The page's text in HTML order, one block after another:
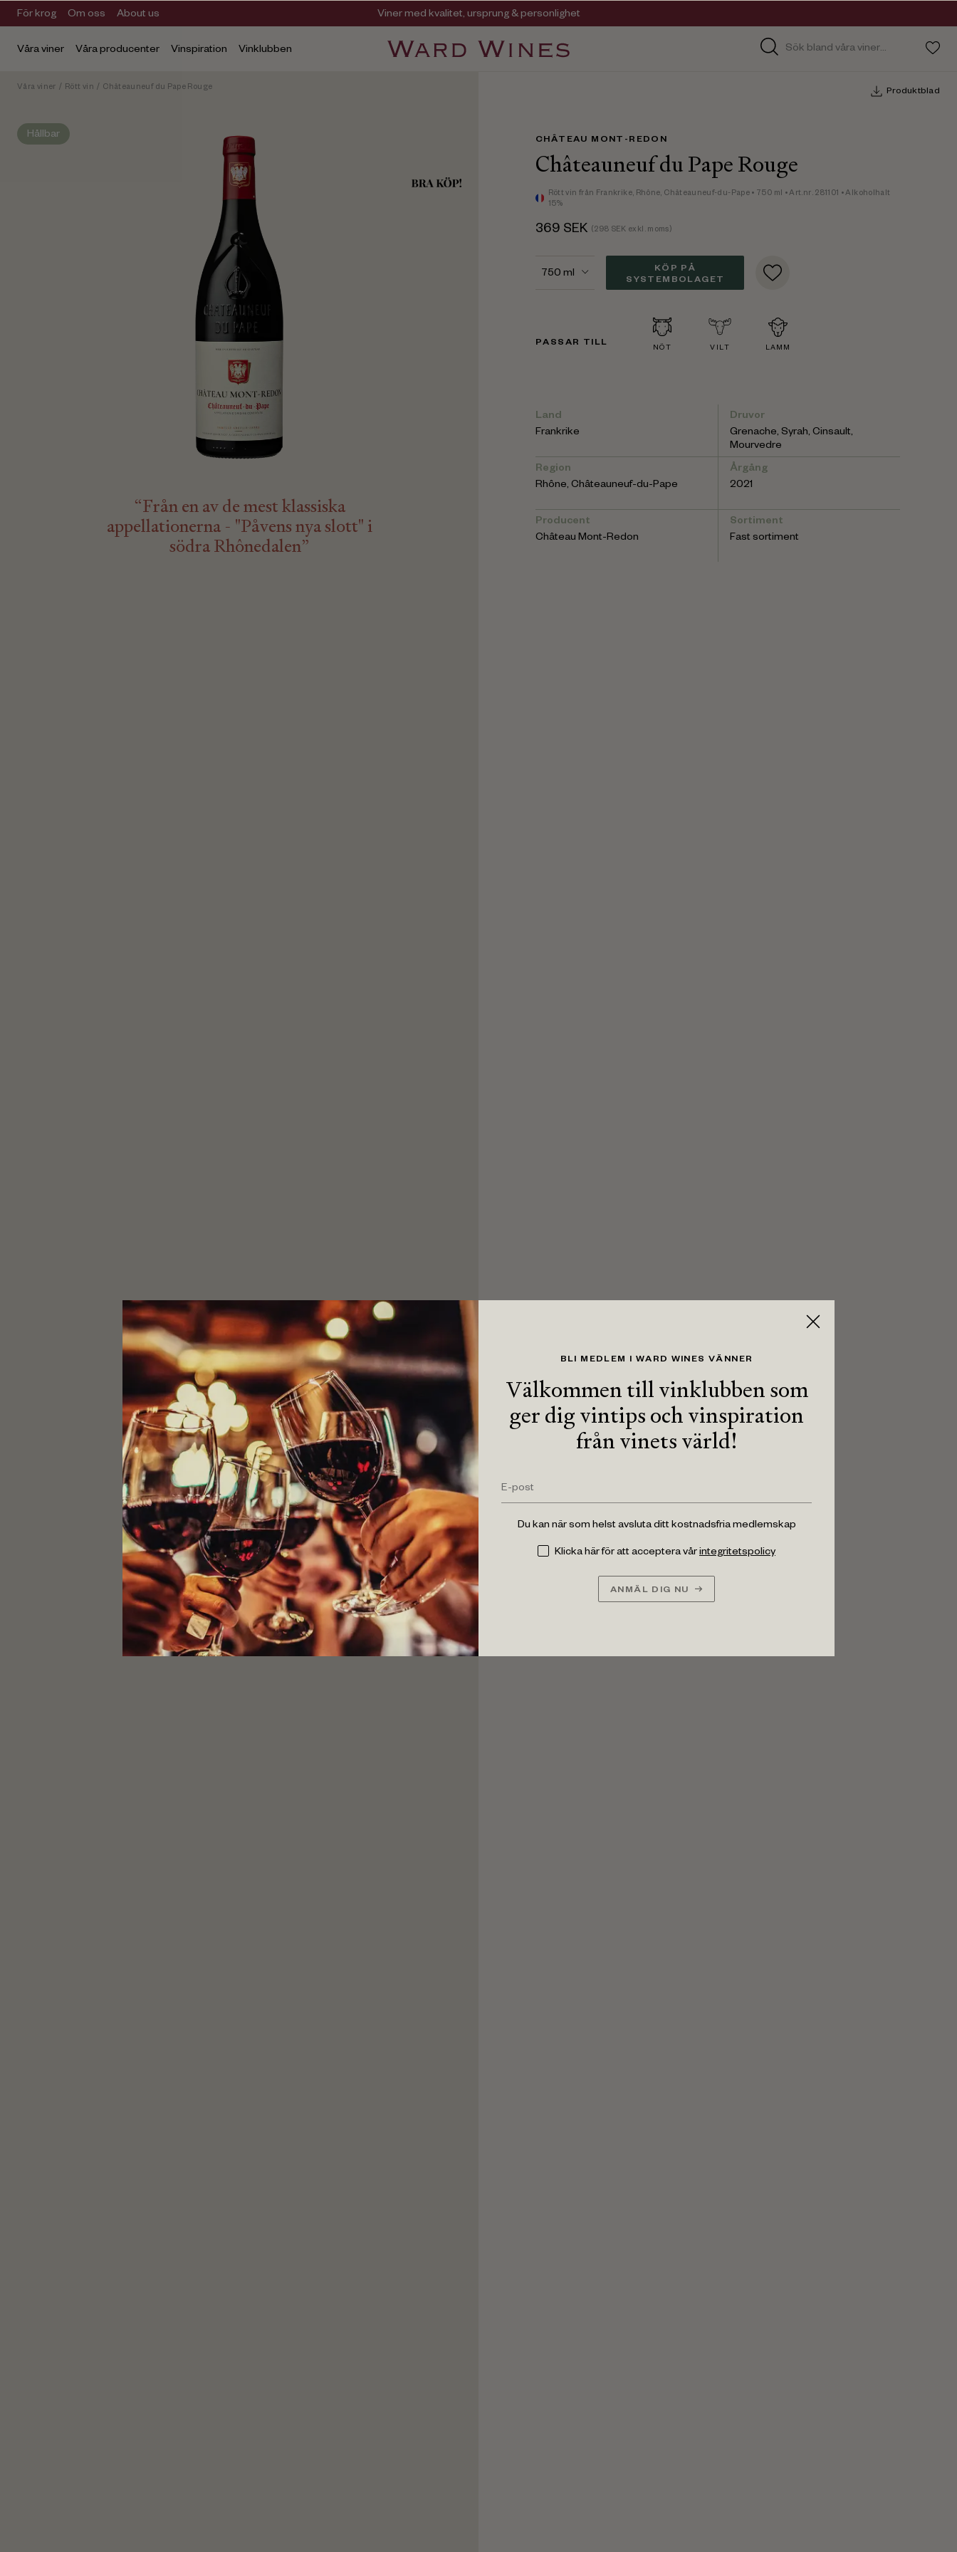
BLI MEDLEM I WARD WINES VÄNNER
Välkommen till vinklubben som
ger dig vintips och vinspiration
från vinets värld!
Du kan när som helst avsluta ditt kostnadsfria medlemskap
Klicka här för att acceptera vårintegritetspolicy
ANMÄL DIG NU
För krog Om oss About us Viner med kvalitet, ursprung & personlighet
Så går det till när du handlar våra viner.
Våra viner Våra producenter Vinspiration Vinklubben
Hållbar
Våra viner / Rött vin / Châteauneuf du Pape Rouge
“Från en av de mest klassiska
appellationerna - "Påvens nya slott" i
södra Rhônedalen”
Produktblad
CHÂTEAU MONT-REDON
Châteauneuf du Pape Rouge
Rött vin från Frankrike, Rhône, Châteauneuf-du-Pape • 750 ml • Art.nr. 281101 • Alkoholhalt
15%
369 SEK (298 SEK exkl. moms)
750 ml
KÖP PÅ
SYSTEMBOLAGET
PASSAR TILL
NÖT VILT LAMM
Land
Frankrike
Druvor
Grenache, Syrah, Cinsault,
Mourvedre
Region
Rhône, Châteauneuf-du-Pape
Årgång
2021
Producent
Château Mont-Redon
Sortiment
Fast sortiment